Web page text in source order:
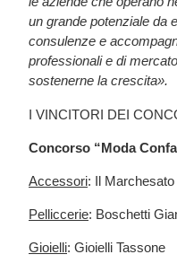
un grande potenziale da
consulenze e
professionali e di
sostenerne la crescita».
I VINCITORI DEI
Concorso “Moda
Accessori: Il
Pelliccerie: Boschetti
Gioielli: Gioielli Tassone